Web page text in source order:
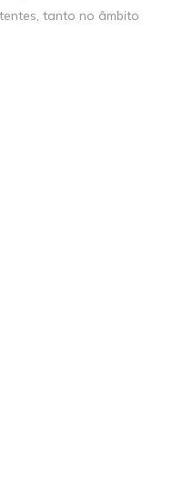
tanto no âmbito